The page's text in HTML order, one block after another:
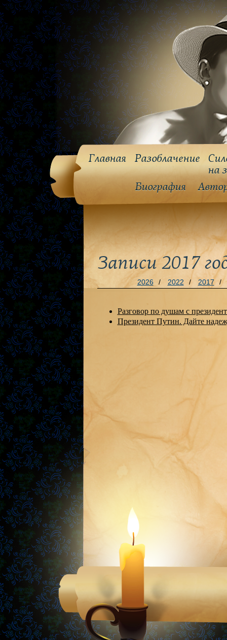
Главная Разоблачение
на
Биография
Записи 2017
2026 / 2022 / 2017 /
Разговор по душам с
Президент Путин. Дайте